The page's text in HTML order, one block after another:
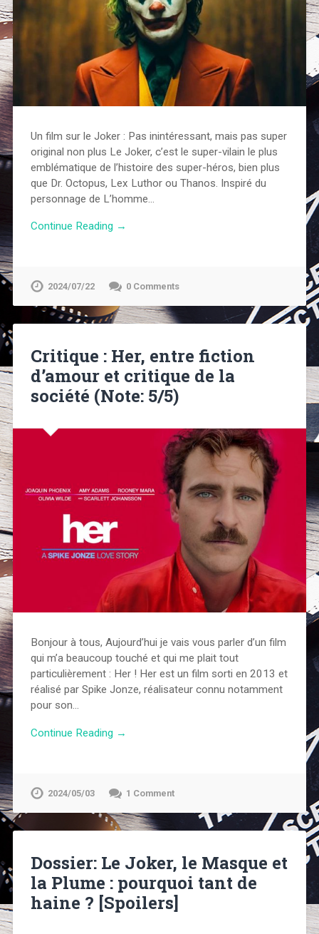
Un film sur le Joker : Pas inintéressant, mais pas super
original non plus Le Joker, c’est le super-vilain le plus
emblématique de l’histoire des super-héros, bien plus
que Dr. Octopus, Lex Luthor ou Thanos. Inspiré du
personnage de L’homme…
Continue Reading →
2024/07/22 0 Comments
Critique : Her, entre fiction
d’amour et critique de la
société (Note: 5/5)
Bonjour à tous, Aujourd’hui je vais vous parler d’un film
qui m’a beaucoup touché et qui me plait tout
particulièrement : Her ! Her est un film sorti en 2013 et
réalisé par Spike Jonze, réalisateur connu notamment
pour son…
Continue Reading →
2024/05/03 1 Comment
Dossier: Le Joker, le Masque et
la Plume : pourquoi tant de
haine ? [Spoilers]